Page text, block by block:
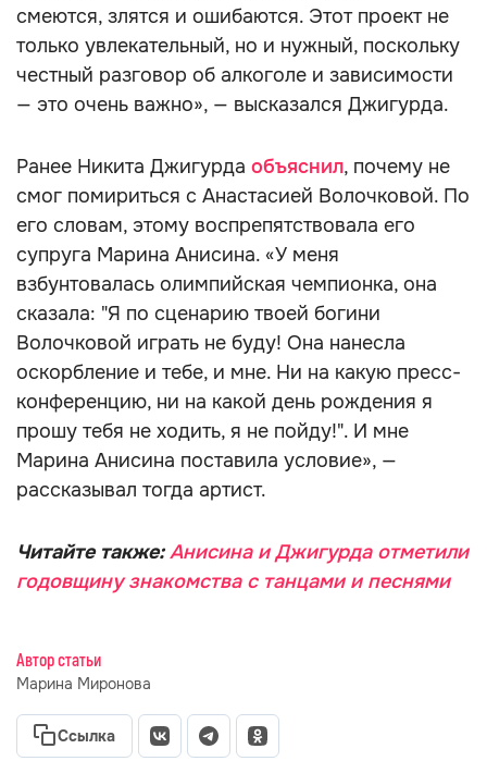
смеются, злятся и ошибаются. Этот проект не
только увлекательный, но и нужный, поскольку
честный разговор об алкоголе и зависимости
— это очень важно», — высказался Джигурда.
Ранее Никита Джигурда объяснил, почему не
смог помириться с Анастасией Волочковой. По
его словам, этому воспрепятствовала его
супруга Марина Анисина. «У меня
взбунтовалась олимпийская чемпионка, она
сказала: "Я по сценарию твоей богини
Волочковой играть не буду! Она нанесла
оскорбление и тебе, и мне. Ни на какую пресс-
конференцию, ни на какой день рождения я
прошу тебя не ходить, я не пойду!". И мне
Марина Анисина поставила условие», —
рассказывал тогда артист.
Читайте также:Анисина и Джигурда отметили
годовщину знакомства с танцами и песнями
Автор статьи
Марина Миронова
Ссылка